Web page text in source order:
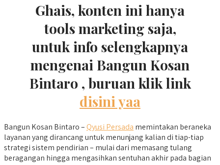
Ghais, konten ini hanya
tools marketing saja,
untuk info selengkapnya
mengenai Bangun Kosan
Bintaro , buruan klik link
disini yaa
Bangun Kosan Bintaro –Qyusi Persada memintakan beraneka
layanan yang dirancang untuk menunjang kalian di tiap-tiap
strategi sistem pendirian – mulai dari memasang tulang
beragangan hingga mengasihkan sentuhan akhir pada bagian